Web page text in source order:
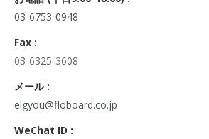
株式会社FloBoard 個人情報問合せ窓口
〒101-0031 東京都千代田区東神田二丁目
メールアドレス: info@floboard.co.jp TEL:
ールデンウィークを除く)
6. 個人情報における任意性について
個人情報のご提供は、ご本人の任意です。
ご入力頂けない場合は本フォームをご利用
了承ください。
03-6753-0948
Fax :
03-6325-3608
メール :
eigyou@floboard.co.jp
WeChat ID :